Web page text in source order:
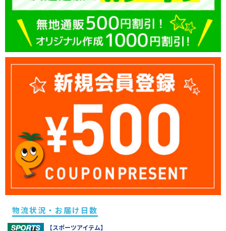
物流状況・お届け日数
【スポーツアイテム】